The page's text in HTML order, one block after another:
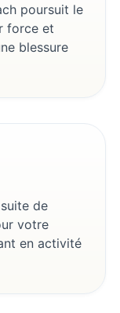
poursuit le
force et
blessure
de
votre
en activité